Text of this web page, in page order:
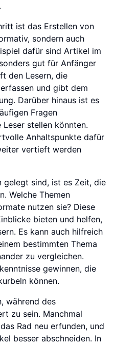
ist das Erstellen von
sondern auch
dafür sind Artikel im
gut für Anfänger
den Lesern, die
und gibt dem
Darüber hinaus ist es
Fragen
stellen könnten.
Anhaltspunkte dafür
vertieft werden
gelegt sind, ist es Zeit, die
Welche Themen
nutzen sie? Diese
bieten und helfen,
Es kann auch hilfreich
bestimmten Thema
zu vergleichen.
gewinnen, die
können.
während des
zu sein. Manchmal
Rad neu erfunden, und
besser abschneiden. In